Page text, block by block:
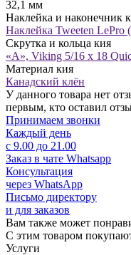
32,1 мм
Наклейка и наконечник
Наклейка Tweeten
Скрутка и кольца кия
«A», Viking 5/16 x 18
Материал кия
Канадский клён
У данного товара нет
первым, кто оставил
Принимаем звонки
Каждый день
с 9.00 до 21.00
Заказ в чате Whatsapp
Консультация
через WhatsApp
Письмо директору
и для заказов
Вам также может
С этим товаром
Услуги